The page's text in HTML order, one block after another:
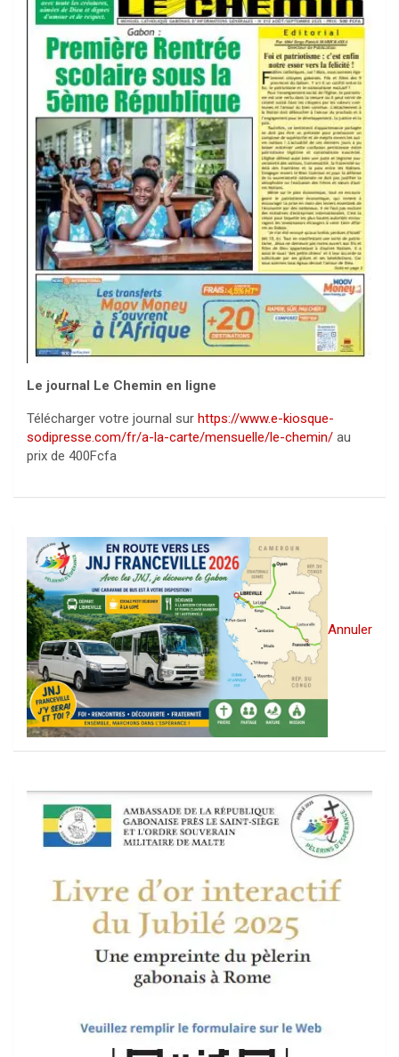
Le journal Le Chemin en ligne
Télécharger votre journal sur https://www.e-kiosque-
sodipresse.com/fr/a-la-carte/mensuelle/le-chemin/ au
prix de 400Fcfa
Annuler